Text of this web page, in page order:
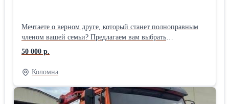
Мечтаете о верном друге, который станет полноправным
членом вашей семьи? Предлагаем вам выбрать
очаровательного щенка Бернского Зененхунда – породы,
известной своим добрым нравом, преданностью и
величественной красотой. Наши малыши родились от
прекрасных представителей породы, с отличной
родословной и крепким здоровьем. Каждый щенок – это
воплощение элегантности и жизнерадостности. Они
50 000 р.
Коломна